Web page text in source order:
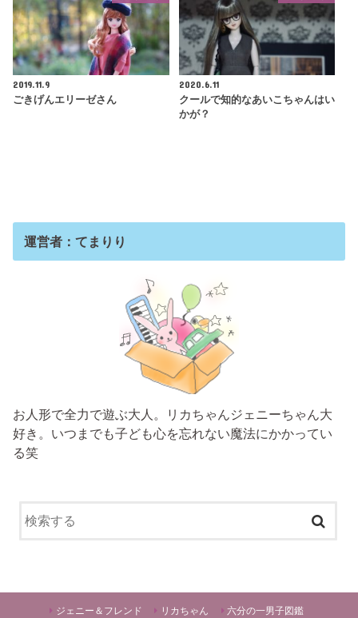
2019.11.9
ごきげんエリーゼさん
2020.6.11
クールで知的なあいこちゃんはい
かが？
運営者：てまりり
お人形で全力で遊ぶ大人。リカちゃんジェニーちゃん大
好き。いつまでも子ども心を忘れない魔法にかかってい
る笑
ジェニー＆フレンド リカちゃん 六分の一男子図鑑